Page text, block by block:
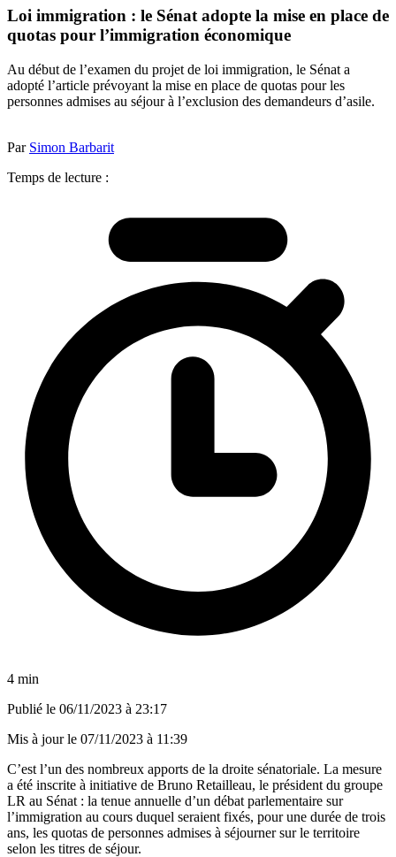
Loi immigration : le Sénat adopte la mise en place de
quotas pour l’immigration économique
Au début de l’examen du projet de loi immigration, le Sénat a
adopté l’article prévoyant la mise en place de quotas pour les
personnes admises au séjour à l’exclusion des demandeurs d’asile.
Par Simon Barbarit
Temps de lecture :
4 min
Publié le 06/11/2023 à 23:17
Mis à jour le 07/11/2023 à 11:39
C’est l’un des nombreux apports de la droite sénatoriale. La mesure
a été inscrite à initiative de Bruno Retailleau, le président du groupe
LR au Sénat : la tenue annuelle d’un débat parlementaire sur
l’immigration au cours duquel seraient fixés, pour une durée de trois
ans, les quotas de personnes admises à séjourner sur le territoire
selon les titres de séjour.